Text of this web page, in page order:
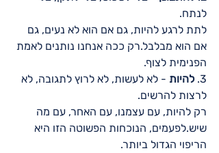
לנתח.
לתת לרגע להיות, גם אם הוא לא נעים, גם
אם הוא מבלבל.רק ככה אנחנו נותנים לאמת
הפנימית לצוף.
3. להיות - לא לעשות, לא לרוץ לתגובה, לא
לרצות להרשים.
רק להיות, עם עצמנו, עם האחר, עם מה
שיש.לפעמים, הנוכחות הפשוטה הזו היא
הריפוי הגדול ביותר.